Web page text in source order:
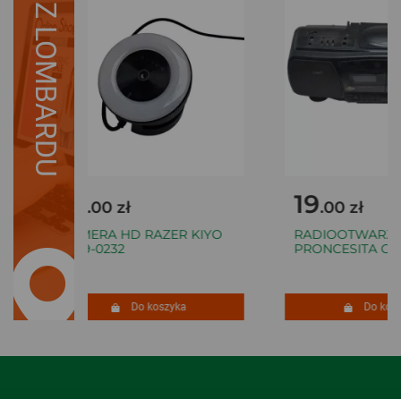
Z LOMBARDU
.00 zł
KAMERA HD RAZER KIYO
RZ19-0232
Do koszyka
19.00 zł
PRONCESITA
Do